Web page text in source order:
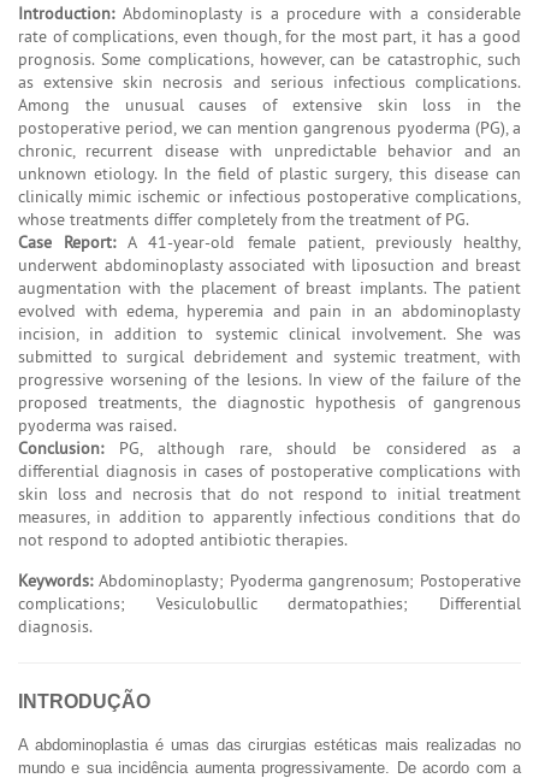
Introduction:Abdominoplasty is a procedure with a considerable
rate of complications, even though, for the most part, it has a good
prognosis. Some complications, however, can be catastrophic, such
as extensive skin necrosis and serious infectious complications.
Among the unusual causes of extensive skin loss in the
postoperative period, we can mention gangrenous pyoderma (PG), a
chronic, recurrent disease with unpredictable behavior and an
unknown etiology. In the field of plastic surgery, this disease can
clinically mimic ischemic or infectious postoperative complications,
whose treatments differ completely from the treatment of PG.
Case Report:A 41-year-old female patient, previously healthy,
underwent abdominoplasty associated with liposuction and breast
augmentation with the placement of breast implants. The patient
evolved with edema, hyperemia and pain in an abdominoplasty
incision, in addition to systemic clinical involvement. She was
submitted to surgical debridement and systemic treatment, with
progressive worsening of the lesions. In view of the failure of the
proposed treatments, the diagnostic hypothesis of gangrenous
pyoderma was raised.
Conclusion:PG, although rare, should be considered as a
differential diagnosis in cases of postoperative complications with
skin loss and necrosis that do not respond to initial treatment
measures, in addition to apparently infectious conditions that do
not respond to adopted antibiotic therapies.
Keywords:Abdominoplasty; Pyoderma gangrenosum; Postoperative
complications; Vesiculobullic dermatopathies; Differential
diagnosis.
INTRODUÇÃO
A abdominoplastia é umas das cirurgias estéticas mais realizadas no
mundo e sua incidência aumenta progressivamente. De acordo com a